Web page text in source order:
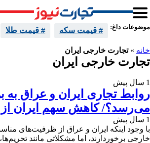
موضوعات داغ: # قیمت سکه # قیمت طلا
خانه »تجارت خارجی ایران
تجارت خارجی ایران
1 سال پیش
روابط تجاری ایران و عراق
می‌رسد؟/ کاهش سهم ایران از
1 سال پیش
با وجود اینکه ایران و عراق از ظرفیت‌های
خارجی برخوردار‌‌ند، اما مشکلاتی مانند